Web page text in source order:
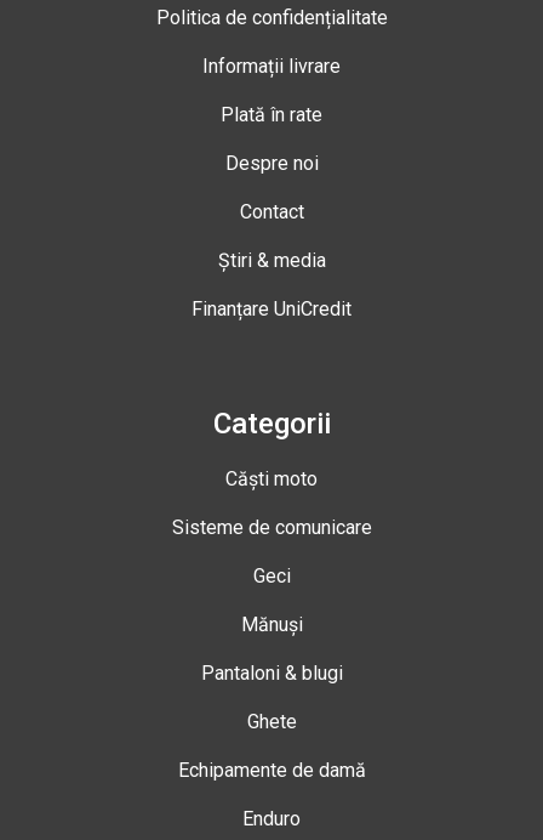
Politica de confidențialitate
Informații livrare
Plată în rate
Despre noi
Contact
Știri & media
Finanțare UniCredit
Categorii
Căști moto
Sisteme de comunicare
Geci
Mănuși
Pantaloni & blugi
Ghete
Echipamente de damă
Enduro